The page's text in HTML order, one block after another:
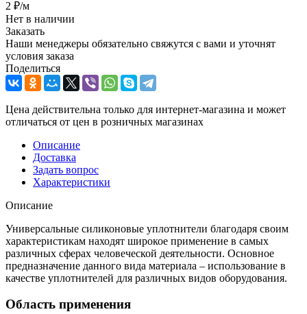
2 ₽/м
Нет в наличии
Заказать
Наши менеджеры обязательно свяжутся с вами и уточнят
условия заказа
Поделиться
Цена действительна только для интернет-магазина и может
отличаться от цен в розничных магазинах
Описание
Доставка
Задать вопрос
Характеристики
Описание
Универсальные силиконовые уплотнители благодаря своим
характеристикам находят широкое применение в самых
различных сферах человеческой деятельности. Основное
предназначение данного вида материала – использование в
качестве уплотнителей для различных видов оборудования.
Область применения